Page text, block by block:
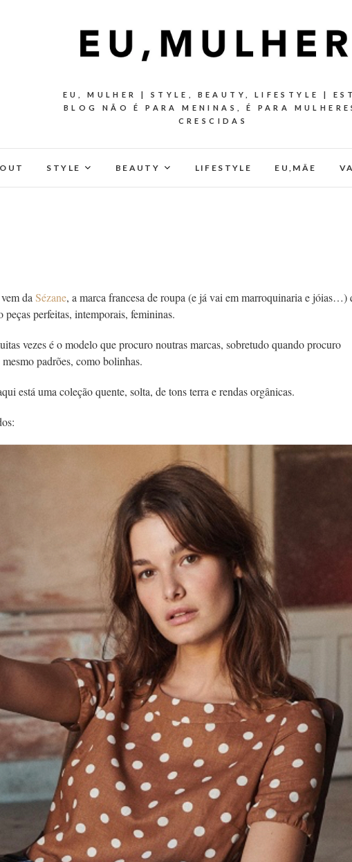
EU, MULHER | STYLE, BEAUTY, LIFESTYLE |
BLOG NÃO É PARA MENINAS, É PARA
CRESCIDAS
STYLE BEAUTY LIFESTYLE EU,MÂE
daSézane, a marca francesa de roupa (e já vai em marroquinaria e jóias…)
peçasperfeitas, intemporais, femininas.
vezes é o modelo que procuro noutras marcas, sobretudo quando procuro
padrões, como bolinhas.
está uma coleção quente, solta, de tons terra e rendas orgânicas.